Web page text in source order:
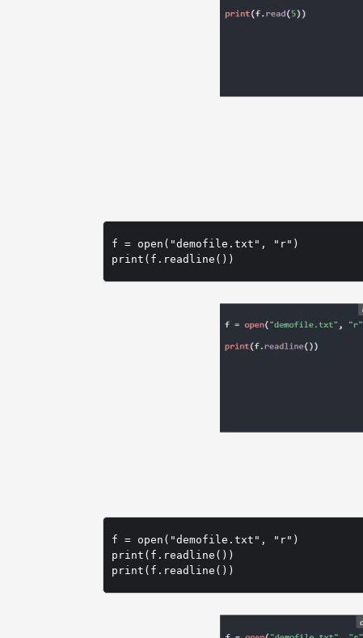
f = open("demofile.txt", "r")
f = open("demofile.txt", "r")
print(f.readline())